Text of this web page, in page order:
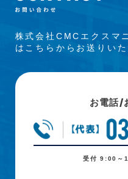
株式会社CMCエクスマ
はこちらからお送りいた
お電話/
受付 9:00～